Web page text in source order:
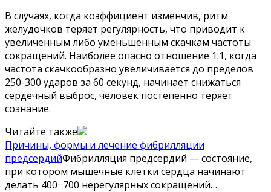
В случаях, когда коэффициент изменчив, ритм
желудочков теряет регулярность, что приводит к
увеличенным либо уменьшенным скачкам частоты
сокращений. Наиболее опасно отношение 1:1, когда
частота скачкообразно увеличивается до пределов
250-300 ударов за 60 секунд, начинает снижаться
сердечный выброс, человек постепенно теряет
сознание.
Читайте также
Причины, формы и лечение фибрилляции
предсердийФибрилляция предсердий — состояние,
при котором мышечные клетки сердца начинают
делать 400−700 нерегулярных сокращений…